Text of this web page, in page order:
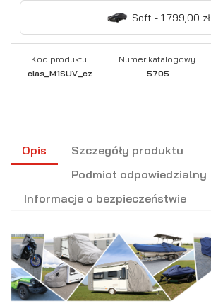
Soft - 1 799,00 zł
Kod produktu:
clas_M1SUV_cz
Numer katalogowy:
5705
Opis
Szczegóły produktu
Podmiot odpowiedzialny
Informacje o bezpieczeństwie